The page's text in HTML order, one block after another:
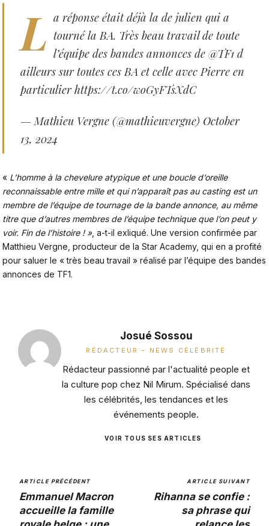
L a réponse était déjà la de julien qui a
tourné la BA. Très beau travail de toute
l’équipe des bandes annonces de@TF1 d
ailleurs sur toutes ces BA et celle avec Pierre en
particulierhttps://t.co/woGyFTsXdC
— Mathieu Vergne (@mathieuvergne) October
13, 2024
« L’homme à la chevelure atypique et une boucle d’oreille
reconnaissable entre mille et qui n’apparaît pas au casting est un
membre de l’équipe de tournage de la bande annonce, au même
titre que d’autres membres de l’équipe technique que l’on peut y
voir. Fin de l’histoire ! », a-t-il exliqué. Une version confirmée par
Matthieu Vergne, producteur de la Star Academy, qui en a profité
pour saluer le « très beau travail » réalisé par l’équipe des bandes
annonces de TF1.
Josué Sossou
RÉDACTEUR – NEWS CÉLÉBRITÉ
Rédacteur passionné par l'actualité people et
la culture pop chez Nil Mirum. Spécialisé dans
les célébrités, les tendances et les
événements people.
VOIR TOUS SES ARTICLES
ARTICLE PRÉCÉDENT
Emmanuel Macron
accueille la famille
ARTICLE SUIVANT
Rihanna se confie :
sa phrase qui